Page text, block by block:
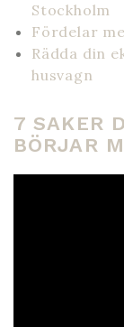
Stockholm
Fördelar
Rädda din
husvagn
7 SAKER
BÖRJAR